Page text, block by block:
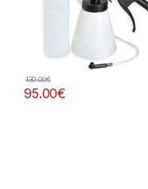
95.00€
130.00€